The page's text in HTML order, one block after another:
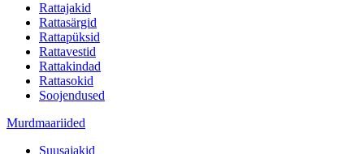
Rattajakid
Rattasärgid
Rattapüksid
Rattavestid
Rattakindad
Rattasokid
Soojendused
Murdmaariided
Suusajakid